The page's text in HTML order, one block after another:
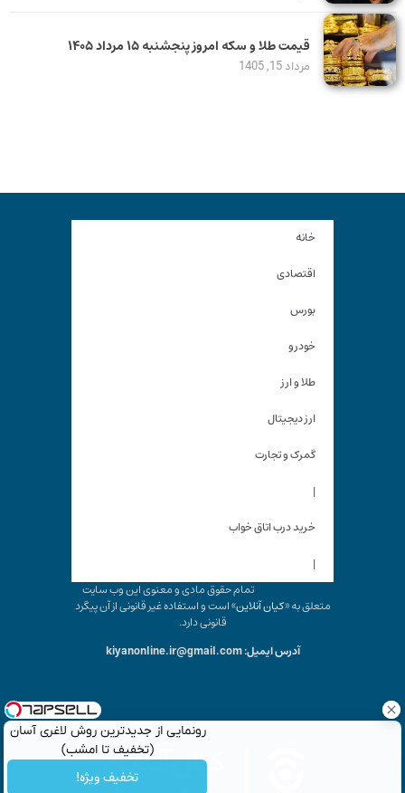
رونمایی از جدیدترین روش لاغری آسان
(تخفیف تا امشب)
تخفیف ویژه!
قیمت طلا و سکه امروز پنجشنبه ۱۵ مرداد ۱۴۰۵
مرداد 15, 1405
خانه
اقتصادی
بورس
خودرو
طلا و ارز
ارز دیجیتال
گمرک و تجارت
|
خرید درب اتاق خواب
|
تمام حقوق مادی و معنوی این وب سایت
متعلق به «کیان آنلاین» است و استفاده غیر قانونی از آن پیگرد
قانونی دارد.
آدرس ایمیل: kiyanonline.ir@gmail.com